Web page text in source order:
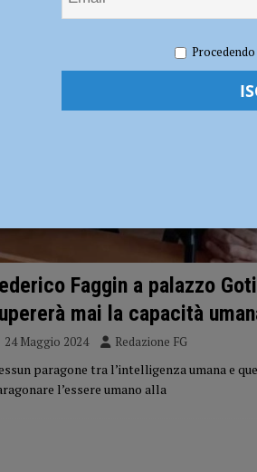
Piacenza diciannove nuovi agenti di polizia
e figlio aggrediti con spranghe e sedie: indagini
Faggin a palazzo
mai la capacità
24 Maggio 2024 Redazione FG
paragone tra l’intelligenza umana e
l’essere umano alla